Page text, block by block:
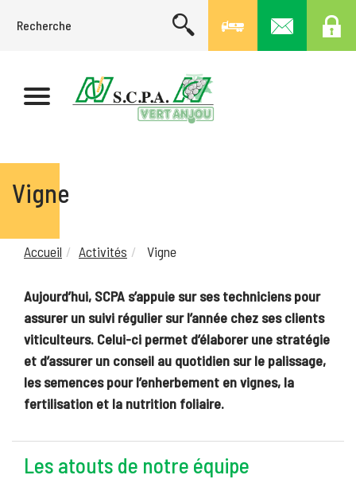
Vigne
Accueil Activités Vigne
Aujourd’hui, SCPA s’appuie sur ses techniciens pour
assurer un suivi régulier sur l’année chez ses clients
viticulteurs. Celui-ci permet d’élaborer une stratégie
et d’assurer un conseil au quotidien sur le palissage,
les semences pour l’enherbement en vignes, la
fertilisation et la nutrition foliaire.
Les atouts de notre équipe